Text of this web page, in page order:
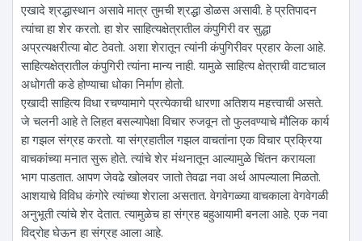
एखादे श्रद्धास्थान असावे मात्र तुमची श्रद्धा डोळस असावी. हे प्रतिपादन
त्यांचा हा शेर करतो. हा शेर साहित्यक्षेत्रातील कंपुगिरी वर सुद्धा
अप्रत्यक्षरीत्या बोट ठेवतो. अशा शेरातून त्यांनी कंपुगिरीवर प्रहार केला आहे.
साहित्यक्षेत्रातील कंपुगिरी त्यांना मान्य नाही. यामुळे साहित्य क्षेत्राची वाटचाल
अधोगती कडे होण्याचा धोका निर्माण होतो.
एखादी साहित्य विधा रचण्यामागे प्रत्येकाची धारणा अतिशय महत्त्वाची असते.
जे चलनी आहे ते लिहत बसल्यापेक्षा विचार रुजवून तो फुलवण्याचे मौलिक कार्य
हा गझल संग्रह करतो. या संग्रहातील गझल वाचतांना एक विचार प्रक्रिया
वाचकांच्या मनात सुरू होते. त्यांचे शेर मंथनातून आल्यामुळे चिंतन करायला
भाग पाडतात. आपण जेवढे खोलवर जातो तेवढा नवा अर्थ आपल्याला मिळतो.
आशयाचे विविध कंगोरे त्यांच्या शेराला असतात. वेगवेगळ्या वाचकाला वेगवेगळी
अनुभूती त्यांचे शेर देतात. त्यामुळेच हा संग्रह बहुआयामी बनला आहे. एक नवा
विद्रोह घेऊन हा संग्रह आला आहे.